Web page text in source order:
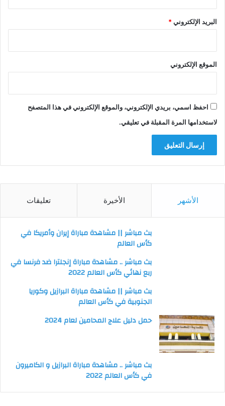
البريد الإلكتروني*
الموقع الإلكتروني
احفظ اسمي، بريدي الإلكتروني، والموقع الإلكتروني في هذا المتصفح
لاستخدامها المرة المقبلة في تعليقي.
الأشهر الأخيرة تعليقات
بث مباشر || مشاهدة مباراة إيران وأمريكا في
كأس العالم
بث مباشر .. مشاهدة مباراة إنجلترا ضد فرنسا في
ربع نهائي كأس العالم 2022
بث مباشر || مشاهدة مباراة البرازيل وكوريا
الجنوبية في كأس العالم
حمل دليل علاج المحامين لعام 2024
بث مباشر .. مشاهدة مباراة البرازيل و الكاميرون
في كأس العالم 2022